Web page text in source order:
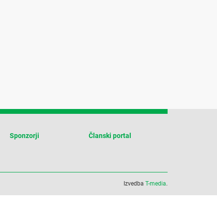
Sponzorji Članski portal
Izvedba T-media.